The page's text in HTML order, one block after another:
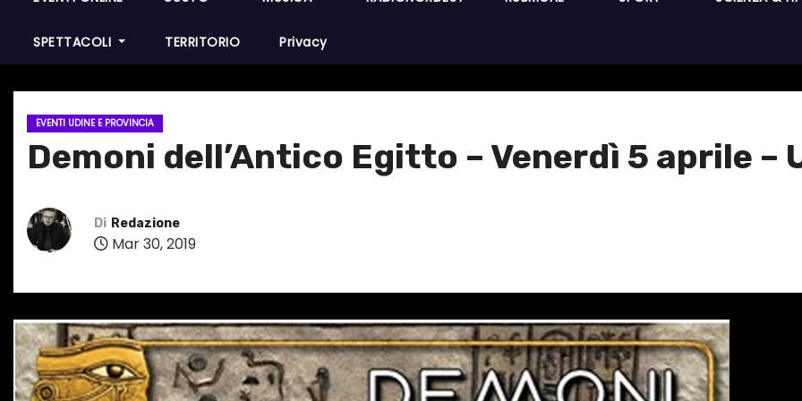
SPETTACOLI TERRITORIO Privacy
EVENTI UDINE E PROVINCIA
Demoni dell’Antico Egitto – Venerdì 5 aprile –
Di Redazione
Mar 30, 2019